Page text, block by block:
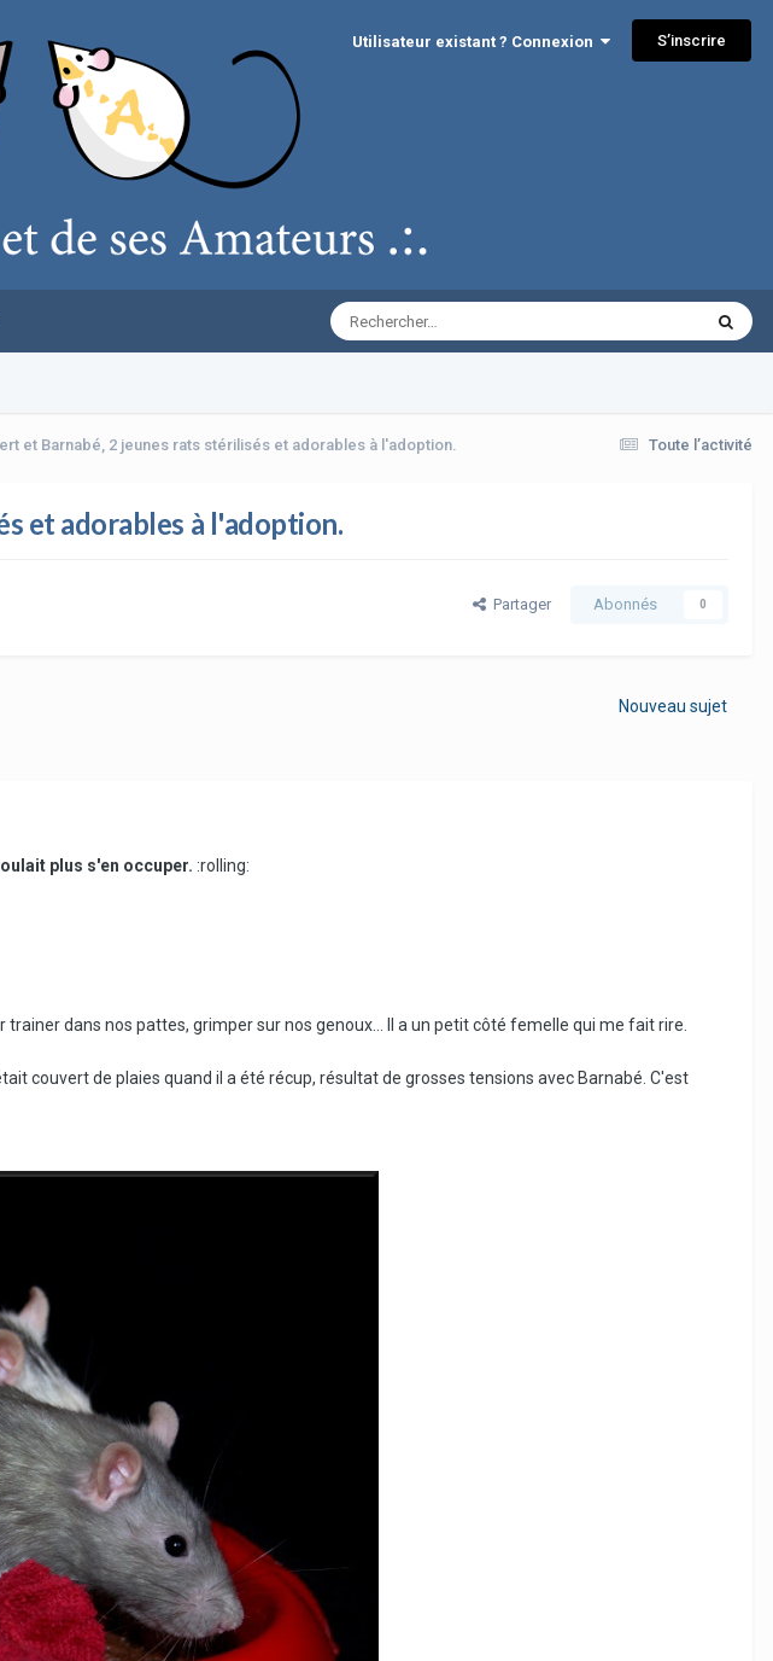
Utilisateur existant ? Connexion S’inscrire
Toute l’activité
et Barnabé, 2 jeunes rats stérilisés et adorables à l'adoption.
et adorables à l'adoption.
Partager Abonnés 0
Nouveau sujet
plus s'en occuper. :rolling:
dans nos pattes, grimper sur nos genoux... Il a un petit côté femelle qui me fait rire.
couvert de plaies quand il a été récup, résultat de grosses tensions avec Barnabé. C'est